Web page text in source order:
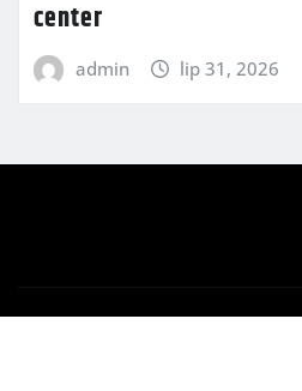
center
admin lip 31, 2026